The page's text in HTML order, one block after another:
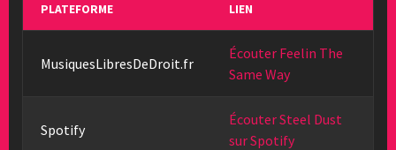
PLATEFORME LIEN
MusiquesLibresDeDroit.fr
Écouter Feelin The
Same Way
Spotify
Écouter Steel Dust
sur Spotify